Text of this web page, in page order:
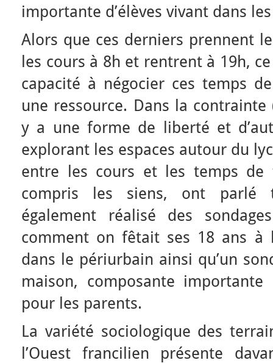
importante d’élèves vivant dans
Alors que ces derniers prennent
les cours à 8h et rentrent à 19h,
capacité à négocier ces temps
une ressource. Dans la
y a une forme de liberté et
explorant les espaces autour du
entre les cours et les temps de
compris les siens, ont parlé
également réalisé des
comment on fêtait ses 18 ans
dans le périurbain ainsi qu’un
maison, composante
pour les parents.
La variété sociologique des
l’Ouest francilien présente